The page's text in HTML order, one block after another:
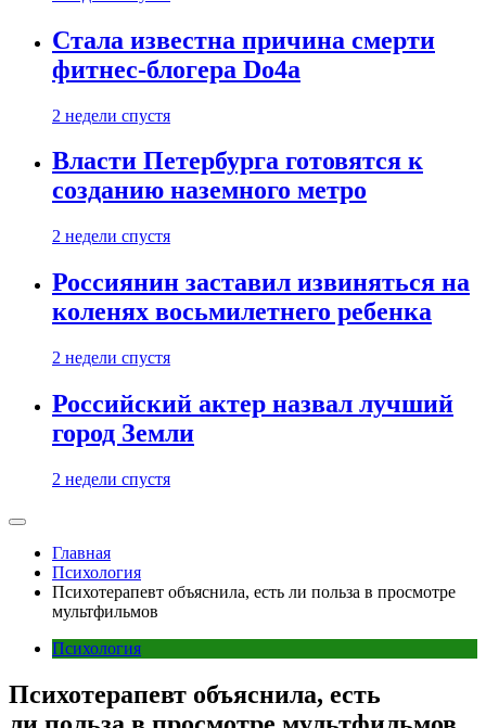
Стала известна причина смерти
фитнес-блогера Do4а
2 недели спустя
Власти Петербурга готовятся к
созданию наземного метро
2 недели спустя
Россиянин заставил извиняться на
коленях восьмилетнего ребенка
2 недели спустя
Российский актер назвал лучший
город Земли
2 недели спустя
Главная
Психология
Психотерапевт объяснила, есть ли польза в просмотре
мультфильмов
Психология
Психотерапевт объяснила, есть